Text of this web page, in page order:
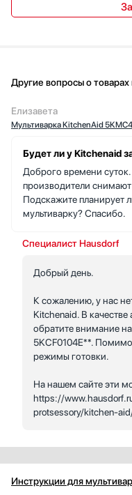
Другие вопросы о товарах
Елизавета
Мультиварка KitchenAid
Будет ли у Kitchenaid
Доброго времени
производители
Подскажите планирует
мультиварку? Спасибо.
Специалист Hausdorf
Добрый день.
К сожалению, у нас
Kitchenaid. В качестве
обратите внимание
5KCF0104E**.
режимы готовки.
На нашем сайте эти
https://
protsessory/kitchen-
Инструкции для